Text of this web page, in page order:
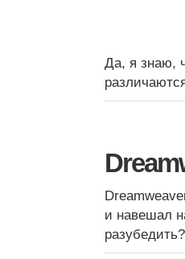
Да, я знаю,
и навешал
разубедить?